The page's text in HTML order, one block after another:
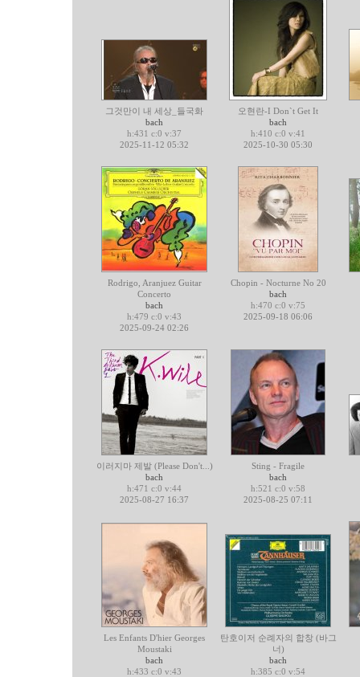
그것만이 내 세상_들국화
bach
h:431 c:0 v:37
2025-11-12 05:32
오현란-I Don`t Get It
bach
h:410 c:0 v:41
2025-10-30 05:30
Rodrigo, Aranjuez Guitar
Concerto
bach
h:479 c:0 v:43
2025-09-24 02:26
Chopin - Nocturne No 20
bach
h:470 c:0 v:75
2025-09-18 06:06
이러지마 제발 (Please Don't...)
bach
h:471 c:0 v:44
2025-08-27 16:37
Sting - Fragile
bach
h:521 c:0 v:58
2025-08-25 07:11
Les Enfants D'hier Georges
Moustaki
bach
h:433 c:0 v:43
탄호이저 순례자의 합창 (바그
너)
bach
h:385 c:0 v:54